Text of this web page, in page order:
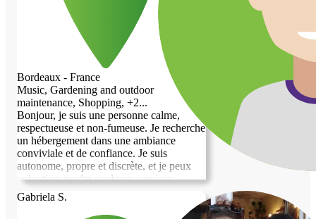
Bordeaux - France
Music, Gardening and outdoor
maintenance, Shopping, +2...
Bonjour, je suis une personne calme,
respectueuse et non-fumeuse. Je recherche
un hébergement dans une ambiance
conviviale et de confiance. Je suis
autonome, propre et discrète, et je peux
volontiers rendre quelques services
comme le ménage, les courses, la
préparation de repas, le jardinage ou une
Gabriela S.